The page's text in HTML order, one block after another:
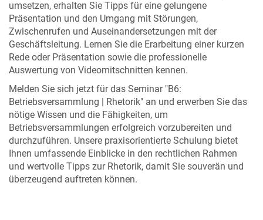
umsetzen, erhalten Sie Tipps für eine gelungene
Präsentation und den Umgang mit Störungen,
Zwischenrufen und Auseinandersetzungen mit der
Geschäftsleitung. Lernen Sie die Erarbeitung einer kurzen
Rede oder Präsentation sowie die professionelle
Auswertung von Videomitschnitten kennen.
Melden Sie sich jetzt für das Seminar "B6:
Betriebsversammlung | Rhetorik" an und erwerben Sie das
nötige Wissen und die Fähigkeiten, um
Betriebsversammlungen erfolgreich vorzubereiten und
durchzuführen. Unsere praxisorientierte Schulung bietet
Ihnen umfassende Einblicke in den rechtlichen Rahmen
und wertvolle Tipps zur Rhetorik, damit Sie souverän und
überzeugend auftreten können.